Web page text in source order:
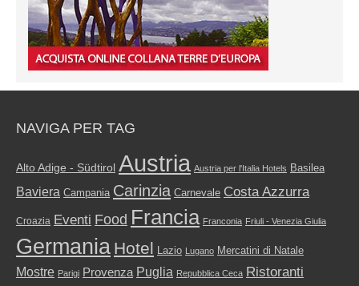
NAVIGA PER TAG
Alto Adige - Südtirol Austria Austria per l'Italia Hotels Basilea
Baviera Campania Carinzia Carnevale Costa Azzurra
Croazia Eventi Food Francia Franconia Friuli - Venezia Giulia
Germania Hotel Lazio Lugano Mercatini di Natale
Mostre Parigi Provenza Puglia Repubblica Ceca Ristoranti